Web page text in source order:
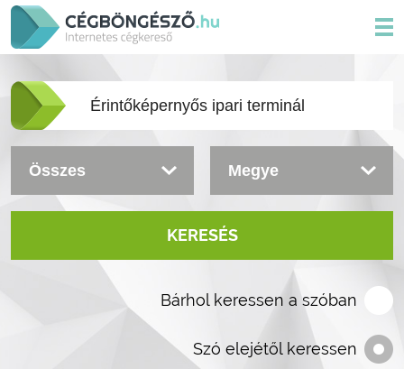
KERESÉS
Bárhol keressen a szóban
Szó elejétől keressen